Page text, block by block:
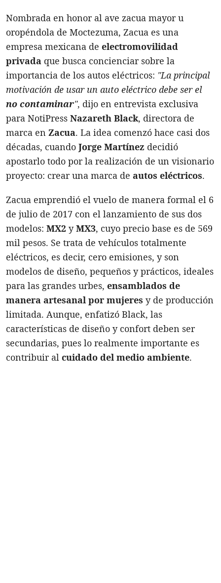
Nombrada en honor al ave zacua mayor u
oropéndola de Moctezuma, Zacua es una
empresa mexicana de electromovilidad
privada que busca concienciar sobre la
importancia de los autos eléctricos: "La principal
motivación de usar un auto eléctrico debe ser el
no contaminar", dijo en entrevista exclusiva
para NotiPress Nazareth Black, directora de
marca en Zacua. La idea comenzó hace casi dos
décadas, cuando Jorge Martínez decidió
apostarlo todo por la realización de un visionario
proyecto: crear una marca de autos eléctricos.
Zacua emprendió el vuelo de manera formal el 6
de julio de 2017 con el lanzamiento de sus dos
modelos: MX2 yMX3, cuyo precio base es de 569
mil pesos. Se trata de vehículos totalmente
eléctricos, es decir, cero emisiones, y son
modelos de diseño, pequeños y prácticos, ideales
para las grandes urbes, ensamblados de
manera artesanal por mujeres y de producción
limitada. Aunque, enfatizó Black, las
características de diseño y confort deben ser
secundarias, pues lo realmente importante es
contribuir al cuidado del medio ambiente.